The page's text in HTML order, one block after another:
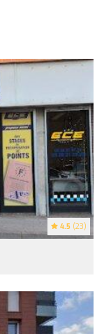
4.5 (23)